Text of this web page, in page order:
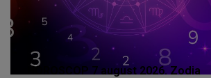
HOROSCOP 7 august 2026. Zodia